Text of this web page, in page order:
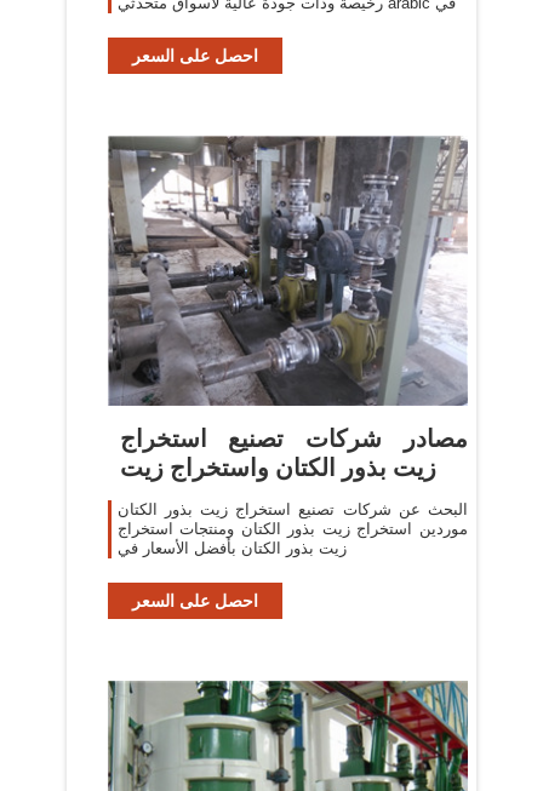
احصل على السعر
مصادر شركات تصنيع استخراج
زيت بذور الكتان واستخراج زيت
البحث عن شركات تصنيع استخراج زيت بذور الكتان
موردين استخراج زيت بذور الكتان ومنتجات استخراج
زيت بذور الكتان بأفضل الأسعار في
احصل على السعر